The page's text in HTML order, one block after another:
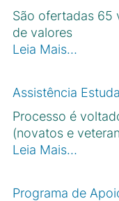
São ofertadas 65
de valores
Leia Mais…
Assistência
Processo é
(novatos e
Leia Mais…
Programa de